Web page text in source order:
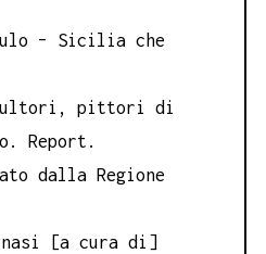
– Sicilia che
pittori di
Report.
dalla Regione
[a cura di]